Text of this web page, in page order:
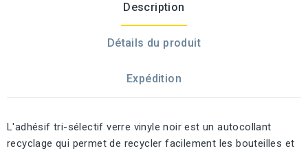
Description
Détails du produit
Expédition
L'adhésif tri-sélectif verre vinyle noir est un autocollant
recyclage qui permet de recycler facilement les bouteilles et